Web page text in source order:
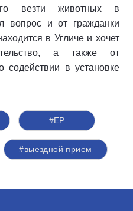
везти животных в
вопрос и от гражданки
в Угличе и хочет
а также от
содействии в установке
#ЕР
#выездной прием